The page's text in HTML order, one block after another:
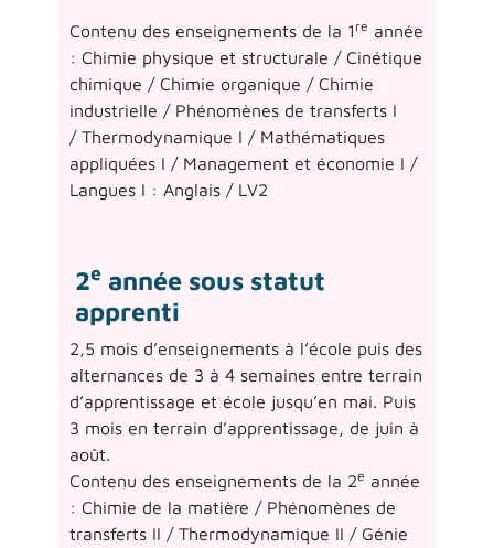
Contenu des enseignements de la 1 re année
: Chimie physique et structurale / Cinétique
chimique / Chimie organique / Chimie
industrielle / Phénomènes de transferts I
/ Thermodynamique I / Mathématiques
appliquées I / Management et économie I /
Langues I : Anglais / LV2
2eannée sous statut
apprenti
2,5 mois d’enseignements à l’école puis des
alternances de 3 à 4 semaines entre terrain
d’apprentissage et école jusqu’en mai. Puis
3 mois en terrain d’apprentissage, de juin à
août.
Contenu des enseignements de la 2e année
: Chimie de la matière / Phénomènes de
transferts II / Thermodynamique II / Génie